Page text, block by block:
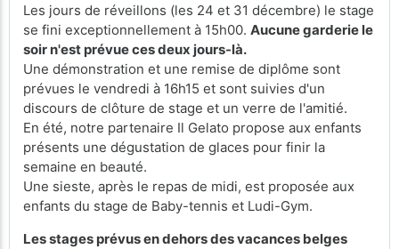
Les jours de réveillons (les 24 et 31 décembre) le stage
se fini exceptionnellement à 15h00. Aucune garderie le
soir n'est prévue ces deux jours-là.
Une démonstration et une remise de diplôme sont
prévues le vendredi à 16h15 et sont suivies d'un
discours de clôture de stage et un verre de l'amitié.
En été, notre partenaire Il Gelato propose aux enfants
présents une dégustation de glaces pour finir la
semaine en beauté.
Une sieste, après le repas de midi, est proposée aux
enfants du stage de Baby-tennis et Ludi-Gym.
Les stages prévus en dehors des vacances belges